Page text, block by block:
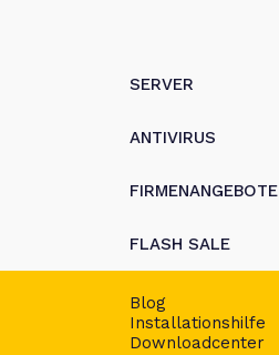
SERVER
ANTIVIRUS
FIRMENANGEBOTE
FLASH SALE
Blog
Installationshilfe
Downloadcenter